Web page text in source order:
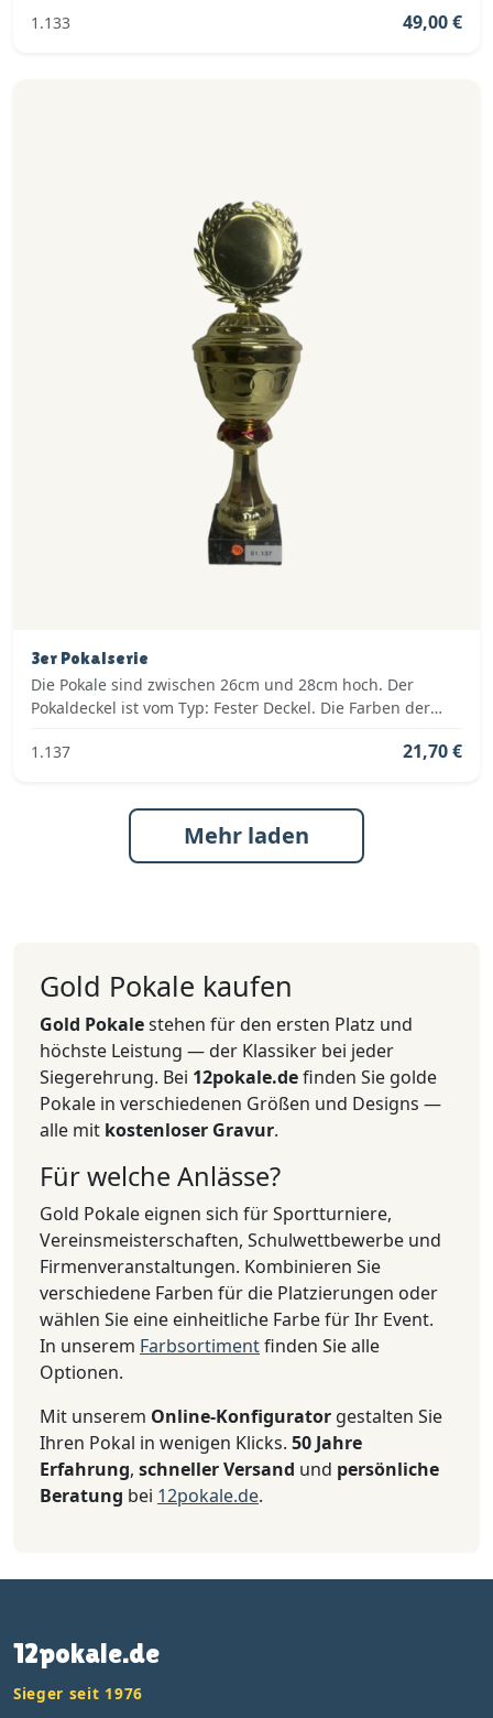
1.133
49,00 €
3er Pokalserie
Die Pokale sind zwischen 26cm und 28cm hoch. Der
Pokaldeckel ist vom Typ: Fester Deckel. Die Farben der
1.137
21,70 €
Mehr laden
Gold Pokale kaufen
Gold Pokalestehen für den ersten Platz und
höchste Leistung — der Klassiker bei jeder
Siegerehrung. Bei 12pokale.definden Sie golde
Pokale in verschiedenen Größen und Designs —
alle mit kostenloser Gravur.
Für welche Anlässe?
Gold Pokale eignen sich für Sportturniere,
Vereinsmeisterschaften, Schulwettbewerbe und
Firmenveranstaltungen. Kombinieren Sie
verschiedene Farben für die Platzierungen oder
wählen Sie eine einheitliche Farbe für Ihr Event.
In unserem Farbsortimentfinden Sie alle
Optionen.
Mit unserem Online-Konfigurator gestalten Sie
Ihren Pokal in wenigen Klicks. 50 Jahre
Erfahrung, schneller Versand und persönliche
Beratung bei 12pokale.de.
12pokale.de
Sieger seit 1976